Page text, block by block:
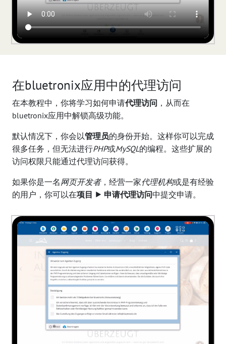
在bluetronix应用中的代理访问
在本教程中，你将学习如何申请代理访问 ，从而在
bluetronix应用中解锁高级功能。
默认情况下，你会以管理员的身份开始。这样你可以完成
很多任务，但无法进行PHP或MySQL的编程。这些扩展的
访问权限只能通过代理访问获得。
如果你是一名网页开发者，经营一家代理机构或是有经验
的用户，你可以在项目 ⯈ 申请代理访问中提交申请。